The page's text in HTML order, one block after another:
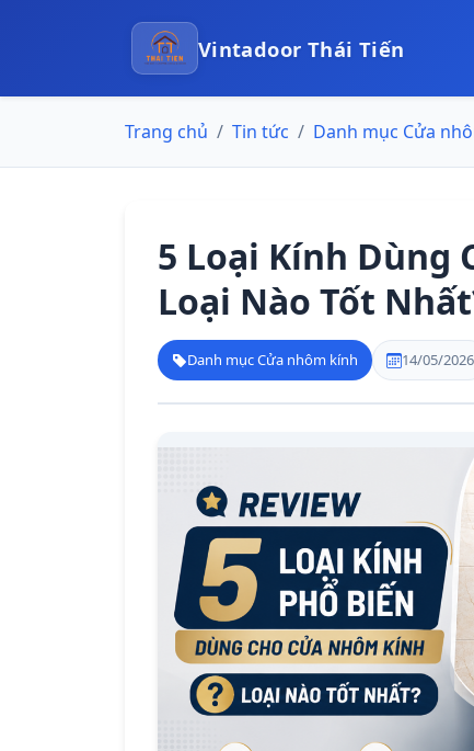
Vintadoor Thái Tiến
Trang chủ Tin tức Danh mục Cửa
5 Loại Kính Dùng
Loại Nào Tốt
Danh mục Cửa nhôm kính 14/05/2026